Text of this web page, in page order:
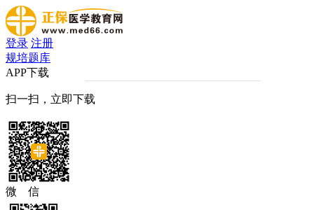
登录 注册
规培题库
APP下载
扫一扫，立即下载
微 信